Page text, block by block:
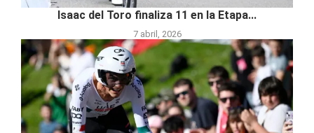
Isaac del Toro finaliza 11 en la Etapa...
7 abril, 2026